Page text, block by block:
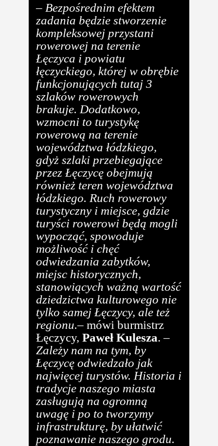
– Bezpośrednim efektem
zadania będzie stworzenie
kompleksowej przystani
rowerowej na terenie
Łęczyca i powiatu
łęczyckiego, której w obrębie
funkcjonujących tutaj 3
szlaków rowerowych
brakuje. Dodatkowo,
wzmocni to turystykę
rowerową na terenie
województwa łódzkiego,
gdyż szlaki przebiegające
przez Łęczycę obejmują
również teren województwa
łódzkiego. Ruch rowerowy
turystyczny i miejsce, gdzie
turyści rowerowi będą mogli
wypocząć, spowoduje
możliwość i chęć
odwiedzania zabytków,
miejsc historycznych,
stanowiących ważną wartość
dziedzictwa kulturowego nie
tylko samej Łęczycy, ale też
regionu.– mówi burmistrz
Łęczycy, Paweł Kulesza. –
Zależy nam na tym, by
Łęczycę odwiedzało jak
najwięcej turystów. Historia i
tradycje naszego miasta
zasługują na ogromną
uwagę i po to tworzymy
infrastrukturę, by ułatwić
poznawanie naszego grodu.